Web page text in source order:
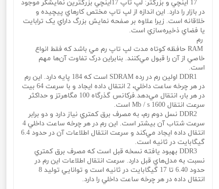
17 اينچي و بزرگتر: لپ تاپ 17اينچي بزرگترين نمايشگر موجود
در بازار را دارد. اين اندازه از لپ تاپ مختص کارهاي پيچيده و
خلاقانه است. زيرا علاوه بر صفحه نمايش بزرگ داراي يک ترابايت
يا فضاي ذخيره‌سازي است.
رم
RAM حافظه کوتاه مدت لپ تاپ رم مي باشد که فقط انواع
خاصي از آن را قبول مي‌کنند. بنابراين درک تفاوت آن‌ها مهم
است.
DDR1 اولين رم در رده SDRAM است که 184 پايه دارد. اين رم
در هر چرخه ساعت داخلي، 2 انتقال داده ايجاد و با سرعت 64 بيت
در هر بار، انتقال مي‌دهد.فرکانس گذرگاه 100 مگاهرتز و حداکثر
سرعت انتقال 1600 Mb / s است.
DDR2 نسل دوم رم، به مصرف برق کمتري نياز دارد و دو برابر
سرعت شتاب آن بيشتر است. اين رم در هر چرخه ساعت داخلي 4
انتقال داده ايجاد مي‌کند و سرعت انتقال اطلاعات آن در حدود 6.4
گيگابايت در ثانيه است.
DDR3 بهبود يافته نسخه قبل است که مصرف برق کمتري
نسبت به مدل‌هاي قبل دارد. سرعت انتقال اطلاعات اين رم در
حدود 6.40 تا 17 گيگابايت در ثانيه است و توانايي توليد 8
انتقال داده در هر چرخه ساعت داخلي را دارد.